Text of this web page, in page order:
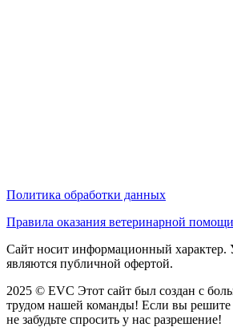
Политика обработки данных
Правила оказания ветеринарной помощи
Сайт носит информационный характер.
являются публичной офертой.
2025 © EVC Этот сайт был создан с
трудом нашей команды! Если вы решите
не забудьте спросить у нас разрешение!